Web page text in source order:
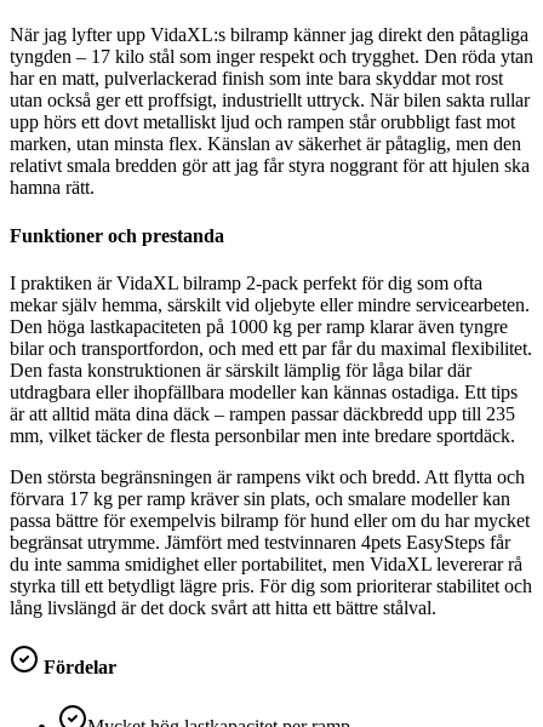
När jag lyfter upp VidaXL:s bilramp känner jag direkt den påtagliga
tyngden – 17 kilo stål som inger respekt och trygghet. Den röda ytan
har en matt, pulverlackerad finish som inte bara skyddar mot rost
utan också ger ett proffsigt, industriellt uttryck. När bilen sakta rullar
upp hörs ett dovt metalliskt ljud och rampen står orubbligt fast mot
marken, utan minsta flex. Känslan av säkerhet är påtaglig, men den
relativt smala bredden gör att jag får styra noggrant för att hjulen ska
hamna rätt.
Funktioner och prestanda
I praktiken är VidaXL bilramp 2-pack perfekt för dig som ofta
mekar själv hemma, särskilt vid oljebyte eller mindre servicearbeten.
Den höga lastkapaciteten på 1000 kg per ramp klarar även tyngre
bilar och transportfordon, och med ett par får du maximal flexibilitet.
Den fasta konstruktionen är särskilt lämplig för låga bilar där
utdragbara eller ihopfällbara modeller kan kännas ostadiga. Ett tips
är att alltid mäta dina däck – rampen passar däckbredd upp till 235
mm, vilket täcker de flesta personbilar men inte bredare sportdäck.
Den största begränsningen är rampens vikt och bredd. Att flytta och
förvara 17 kg per ramp kräver sin plats, och smalare modeller kan
passa bättre för exempelvis bilramp för hund eller om du har mycket
begränsat utrymme. Jämfört med testvinnaren 4pets EasySteps får
du inte samma smidighet eller portabilitet, men VidaXL levererar rå
styrka till ett betydligt lägre pris. För dig som prioriterar stabilitet och
lång livslängd är det dock svårt att hitta ett bättre stålval.
Fördelar